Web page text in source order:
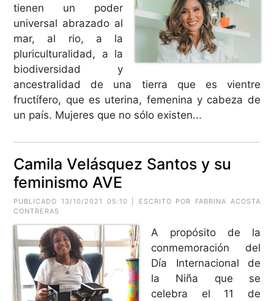
tienen un poder
universal abrazado al
mar, al rio, a la
pluriculturalidad, a la
biodiversidad y
ancestralidad de una tierra que es vientre
fructífero, que es uterina, femenina y cabeza de
un país. Mujeres que no sólo existen...
Camila Velásquez Santos y su
feminismo AVE
PUBLICADO 13/10/2021 05:10 | ESCRITO POR FABRINA ACOSTA
CONTRERAS
A propósito de la
conmemoración del
Día Internacional de
la Niña que se
celebra el 11 de